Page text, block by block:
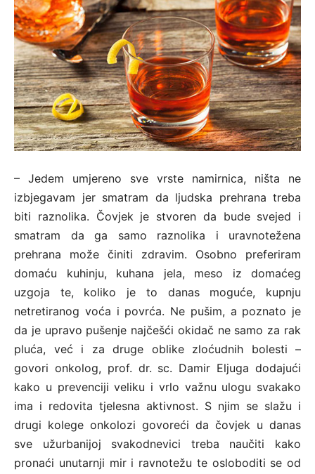
– Jedem umjereno sve vrste namirnica, ništa ne
izbjegavam jer smatram da ljudska prehrana treba
biti raznolika. Čovjek je stvoren da bude svejed i
smatram da ga samo raznolika i uravnotežena
prehrana može činiti zdravim. Osobno preferiram
domaću kuhinju, kuhana jela, meso iz domaćeg
uzgoja te, koliko je to danas moguće, kupnju
netretiranog voća i povrća. Ne pušim, a poznato je
da je upravo pušenje najčešći okidač ne samo za rak
pluća, već i za druge oblike zloćudnih bolesti –
govori onkolog, prof. dr. sc. Damir Eljuga dodajući
kako u prevenciji veliku i vrlo važnu ulogu svakako
ima i redovita tjelesna aktivnost. S njim se slažu i
drugi kolege onkolozi govoreći da čovjek u danas
sve užurbanijoj svakodnevici treba naučiti kako
pronaći unutarnji mir i ravnotežu te osloboditi se od